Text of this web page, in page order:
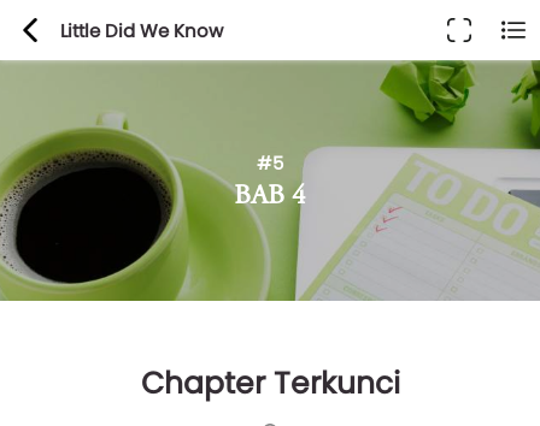
Little Did We Know
#5
BAB 4
Chapter Terkunci